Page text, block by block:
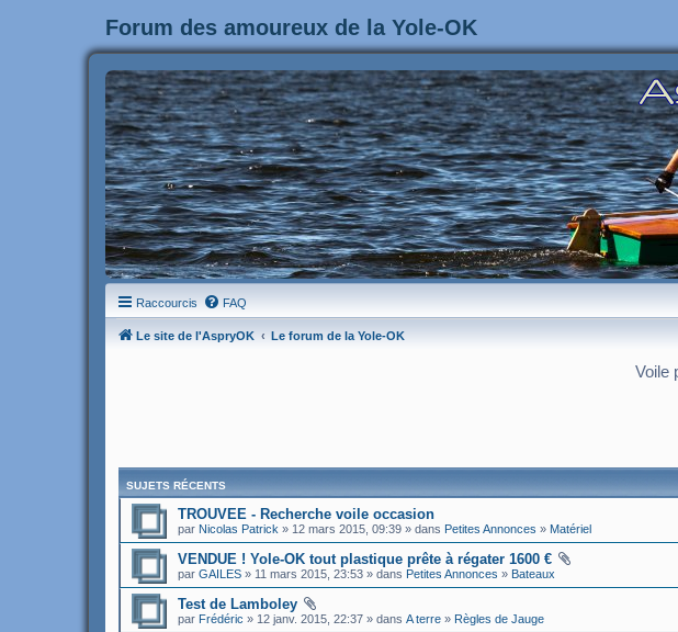
Forum des amoureux de la Yole-OK
Raccourcis FAQ
Le site de l'AspryOK Le forum de la Yole-OK
Voile
SUJETS RÉCENTS
TROUVEE - Recherche voile occasion
par Nicolas Patrick » 12 mars 2015, 09:39 » dans Petites Annonces » Matériel
VENDUE ! Yole-OK tout plastique prête à régater 1600 €
par GAILES » 11 mars 2015, 23:53 » dans Petites Annonces » Bateaux
Test de Lamboley
par Frédéric » 12 janv. 2015, 22:37 » dans A terre » Règles de Jauge